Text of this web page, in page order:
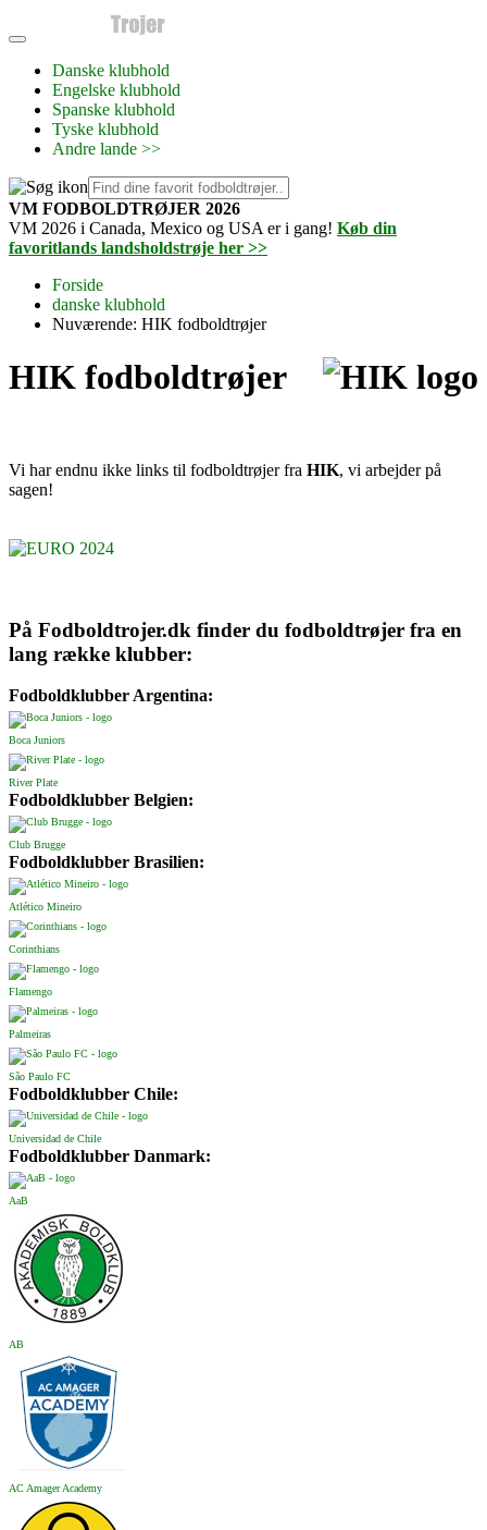
Danske klubhold
Engelske klubhold
Spanske klubhold
Tyske klubhold
Andre lande >>
VM FODBOLDTRØJER 2026
VM 2026 i Canada, Mexico og USA er i gang! Køb din
favoritlands landsholdstrøje her >>
Forside
danske klubhold
Nuværende: HIK fodboldtrøjer
HIK fodboldtrøjer
Vi har endnu ikke links til fodboldtrøjer fra HIK, vi arbejder på
sagen!
På Fodboldtrojer.dk finder du fodboldtrøjer fra en
lang række klubber:
Fodboldklubber Argentina:
Boca Juniors
River Plate
Fodboldklubber Belgien:
Club Brugge
Fodboldklubber Brasilien:
Atlético Mineiro
Corinthians
Flamengo
Palmeiras
São Paulo FC
Fodboldklubber Chile:
Universidad de Chile
Fodboldklubber Danmark:
AaB
AB
AC Amager Academy